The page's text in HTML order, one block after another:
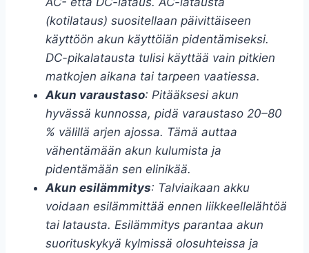
(kotilataus) suositellaan päivittäiseen
käyttöön akun käyttöiän pidentämiseksi.
DC-pikalatausta tulisi käyttää vain pitkien
matkojen aikana tai tarpeen vaatiessa.
Akun varaustaso: Pitääksesi akun
hyvässä kunnossa, pidä varaustaso 20–80
% välillä arjen ajossa. Tämä auttaa
vähentämään akun kulumista ja
pidentämään sen elinikää.
Akun esilämmitys: Talviaikaan akku
voidaan esilämmittää ennen liikkeellelähtöä
tai latausta. Esilämmitys parantaa akun
suorituskykyä kylmissä olosuhteissa ja